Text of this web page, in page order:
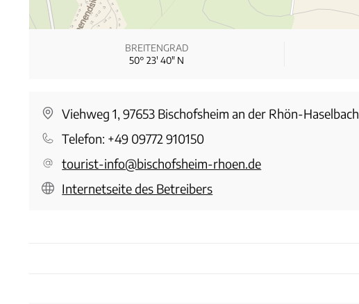
BREITENGRAD
50° 23′ 40″ N
Viehweg 1, 97653 Bischofsheim an der Rhön-Haselbach
Telefon: +49 09772 910150
tourist-info@bischofsheim-rhoen.de
Internetseite des Betreibers